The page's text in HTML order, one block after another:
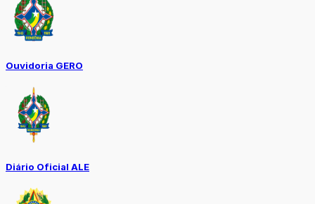
Ouvidoria GERO
Diário Oficial ALE